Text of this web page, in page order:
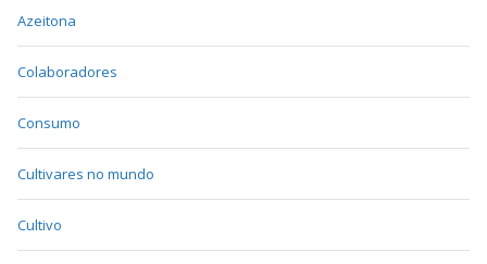
Azeitona
Colaboradores
Consumo
Cultivares no mundo
Cultivo